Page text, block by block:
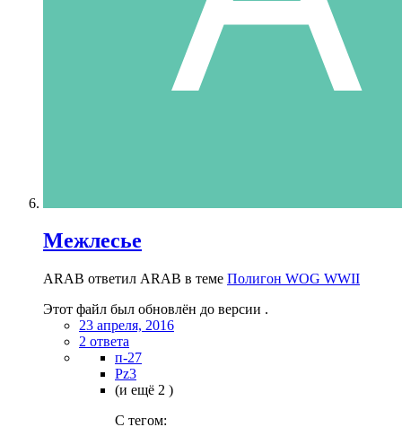
Межлесье
ARAB ответил ARAB в теме Полигон WOG WWII
Этот файл был обновлён до версии .
23 апреля, 2016
2 ответа
п-27
Pz3
(и ещё 2 )
C тегом: